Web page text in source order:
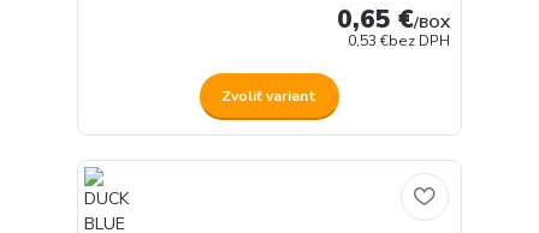
0,65 €/BOX
0,53 €bez DPH
Zvoliť variant